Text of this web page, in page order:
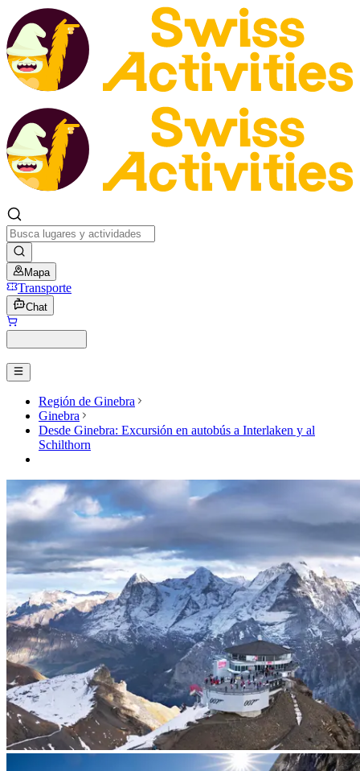
Mapa
Transporte
Chat
Región de Ginebra
Ginebra
Desde Ginebra: Excursión en autobús a Interlaken y al
Schilthorn